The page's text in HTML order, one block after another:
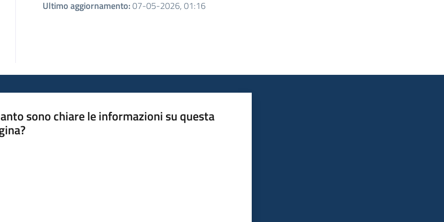
Ultimo aggiornamento:07-05-2026, 01:16
sono chiare le informazioni su questa